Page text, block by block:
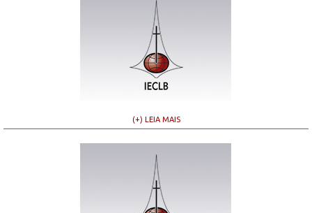
(+) LEIA MAIS